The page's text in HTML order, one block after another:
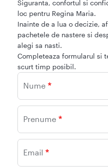
Siguranta, confortul si
loc pentru Regina Maria.
Inainte de a lua o decizie,
pachetele de nastere si
alegi sa nasti.
Completeaza formularul si
scurt timp posibil.
Nume
Prenume
Email